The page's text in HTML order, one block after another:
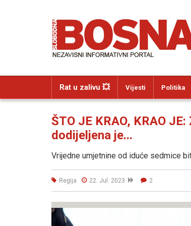
Rat u zalivu 💥 Vijesti Politika
ŠTO JE KRAO, KRAO
dodijeljena je...
Vrijedne umjetnine od iduće sedmice
Regija 22. Jul. 2023 2